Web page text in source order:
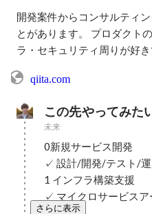
開発案件からコンサルティ
とがあります。 プロダクト
ラ・セキュリティ周りが好き
qiita.com
この先やってみた
未来
0新規サービス開発
✓ 設計/開発/テスト/運
1 インフラ構築支援
✓ マイクロサービス
さらに表示